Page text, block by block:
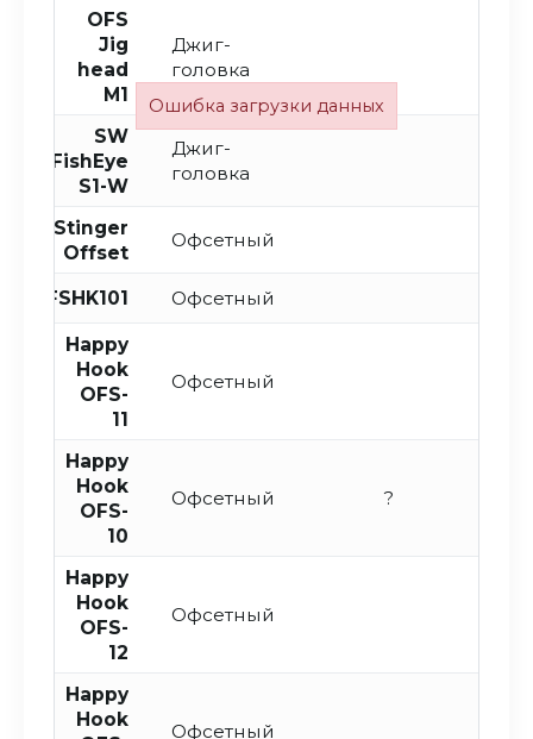
OFS
Jig
head
M1
Джиг-
головка
SW
FishEye
S1-W
Джиг-
головка
Stinger
Offset
Офсетный
OFSHK101 Офсетный
Happy
Hook
OFS-
11
Офсетный
Happy
Hook
OFS-
10
Офсетный ?
Happy
Hook
OFS-
12
Офсетный
Happy
Hook
Офсетный
Ошибка загрузки данных